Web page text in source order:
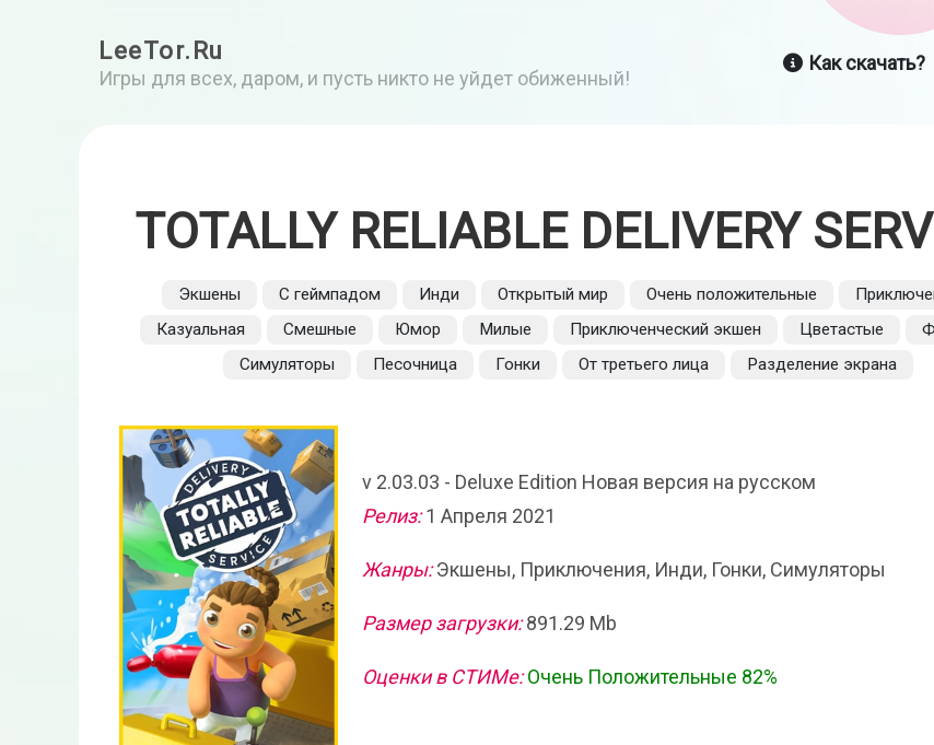
LeeTor.Ru
Игры для всех, даром, и пусть никто не уйдет обиженный!
Как скачать?
TOTALLY RELIABLE DELIVERY
Экшены С геймпадом Инди Открытый мир Очень положительные
Казуальная
Смешные Юмор Милые Приключенческий экшен Цветастые
Симуляторы
Песочница Гонки От третьего лица Разделение экрана
v 2.03.03 - Deluxe Edition Новая версия на русском
Релиз:1 Апреля 2021
Жанры:Экшены, Приключения, Инди, Гонки, Симуляторы
Размер загрузки:891.29 Mb
Оценки в СТИМе: Очень Положительные 82%